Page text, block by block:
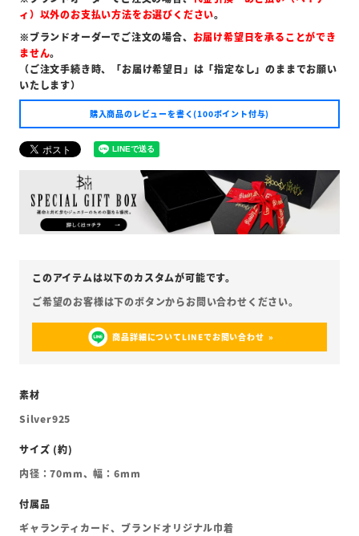
ィ）以外のお支払い方法をお選びください。
※ブランドオーダーでご注文の場合、 お届け希望日を承ることができ
ません。
（ご注文手続き時、「お届け希望日」は「指定なし」のままでお願い
いたします）
購入商品のレビューを書く(100ポイント付与)
商品詳細についてLINEでお問い合わせ
Silver925
内径：70mm、幅：6mm
ギャランティカード、ブランドオリジナル巾着